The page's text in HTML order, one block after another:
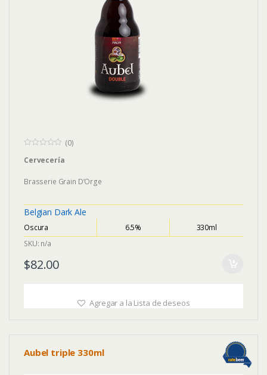
o
o
(0)
Cervecería
Brasserie Grain D’Orge
Belgian Dark Ale
Oscura 6.5%
330ml
SKU: n/a
$82.00
Agregar a la Lista de deseos
Aubel triple 330ml